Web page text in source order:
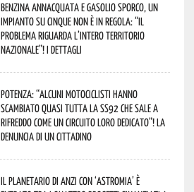
Benzina annacquata e gasolio sporco, un
impianto su cinque non è in regola: “il
problema riguarda l’intero territorio
Nazionale”! I dettagli
Potenza: “alcuni motociclisti hanno
scambiato quasi tutta la SS92 che sale a
Rifreddo come un circuito loro dedicato”! La
denuncia di un cittadino
Il Planetario di Anzi con ‘Astromia’ è